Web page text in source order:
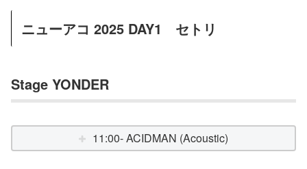
ニューアコ 2025 DAY1 セトリ
Stage YONDER
11:00- ACIDMAN (Acoustic)